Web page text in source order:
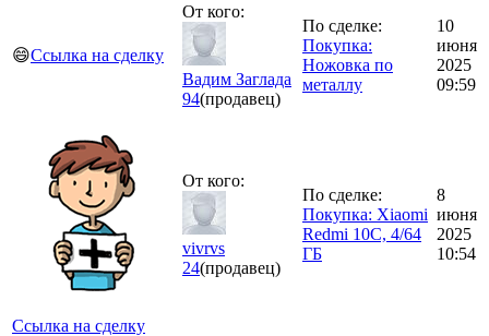
😄Ссылка на сделку
От кого:
Вадим Заглада
94(продавец)
По сделке:
Покупка:
Ножовка по
металлу
10
июня
2025
09:59
Ссылка на сделку
От кого:
vivrvs
24(продавец)
По сделке:
Покупка: Xiaomi
Redmi 10C, 4/64
ГБ
8
июня
2025
10:54